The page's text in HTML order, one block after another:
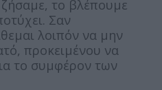
ζήσαμε, το βλέπουμε
Σαν
λοιπόν να μην
προκειμένου να
το συμφέρον των